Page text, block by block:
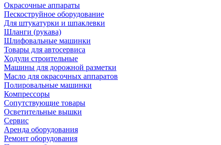
Окрасочные аппараты
Пескоструйное оборудование
Для штукатурки и шпаклевки
Шланги (рукава)
Шлифовальные машинки
Товары для автосервиса
Ходули строительные
Машины для дорожной разметки
Масло для окрасочных аппаратов
Полировальные машинки
Компрессоры
Сопутствующие товары
Осветительные вышки
Сервис
Аренда оборудования
Ремонт оборудования